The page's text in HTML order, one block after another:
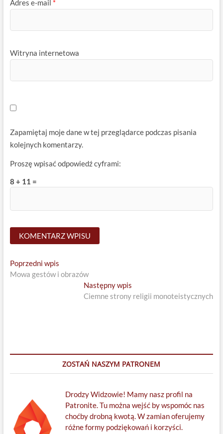
Adres e-mail *
Witryna internetowa
Zapamiętaj moje dane w tej przeglądarce podczas pisania
kolejnych komentarzy.
Proszę wpisać odpowiedź cyframi:
8 + 11 =
Nawigacja
wpisu
Poprzedni wpisPrevious
post:
Mowa gestów i obrazów
Następny wpis
post:
Ciemne strony religii monoteistycznych
ZOSTAŃ NASZYM PATRONEM
Drodzy Widzowie! Mamy nasz profil na
Patronite. Tu można wejść by wspomóc nas
choćby drobną kwotą. W zamian oferujemy
różne formy podziękowań i korzyści.